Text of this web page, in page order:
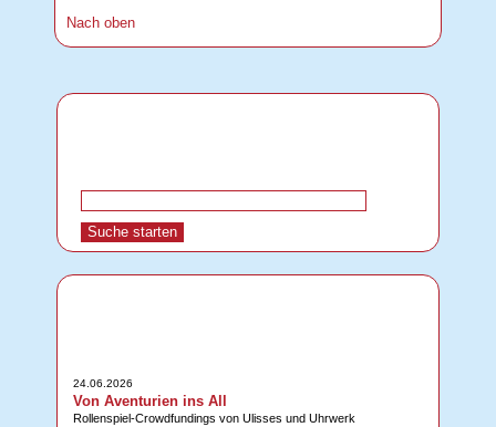
Nach oben
24.06.2026
Von Aventurien ins All
Rollenspiel-Crowdfundings von Ulisses und Uhrwerk